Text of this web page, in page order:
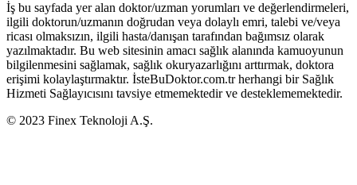
İş bu sayfada yer alan doktor/uzman yorumları ve değerlendirmeleri,
ilgili doktorun/uzmanın doğrudan veya dolaylı emri, talebi ve/veya
ricası olmaksızın, ilgili hasta/danışan tarafından bağımsız olarak
yazılmaktadır. Bu web sitesinin amacı sağlık alanında kamuoyunun
bilgilenmesini sağlamak, sağlık okuryazarlığını arttırmak, doktora
erişimi kolaylaştırmaktır. İsteBuDoktor.com.tr herhangi bir Sağlık
Hizmeti Sağlayıcısını tavsiye etmemektedir ve desteklememektedir.
© 2023 Finex Teknoloji A.Ş.